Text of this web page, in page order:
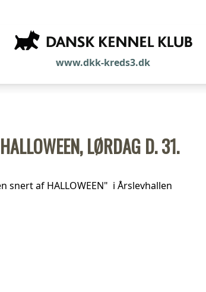
www.dkk-kreds3.dk
LØRDAG D. 31.
snert af HALLOWEEN" i Årslevhallen